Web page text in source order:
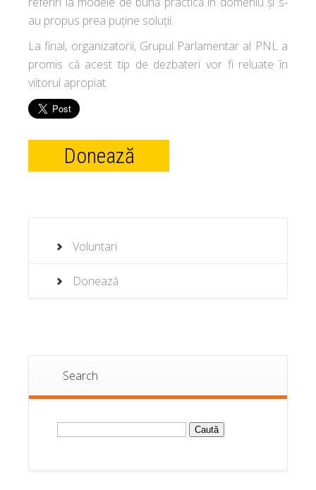
au propus prea puține soluții.
La final, organizatorii, Grupul Parlamentar al PNL a
promis că acest tip de dezbateri vor fi reluate în
viitorul apropiat.
Donează
Voluntari
Donează
Search
Caută
după: